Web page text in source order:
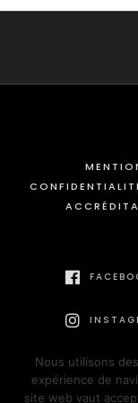
Nous utilisons
expérience de
site web vaut